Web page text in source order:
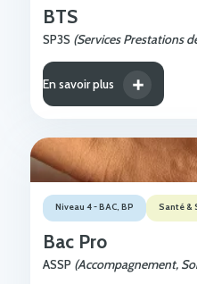
SP3S (Services Prestations
BTS
En savoir plus
ASSP (Accompagnement,
Bac Pro
Niveau 4 - BAC, BP Santé &